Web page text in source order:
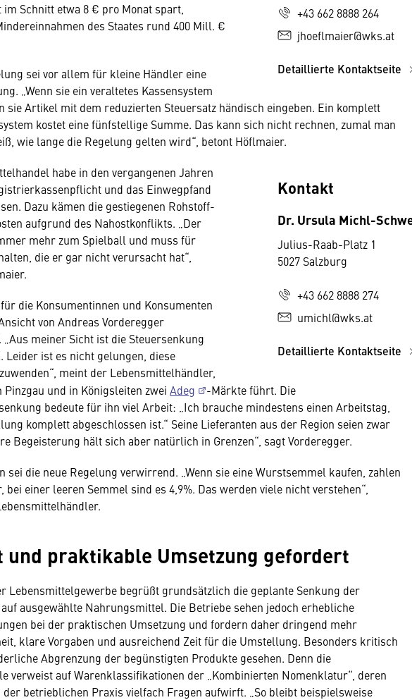
+43 662 8888 264
jhoeflmaier@wks.at
Detaillierte Kontaktseite
Schnitt etwa 8 € pro Monat spart,
des Staates rund 400 Mill. €
sei vor allem für kleine Händler eine
„Wenn sie ein veraltetes Kassensystem
sie Artikel mit dem reduzierten Steuersatz händisch eingeben. Ein komplett
kostet eine fünfstellige Summe. Das kann sich nicht rechnen, zumal man
wie lange die Regelung gelten wird“, betont Höflmaier.
Kontakt
Dr. Ursula Michl-
Julius-Raab-Platz 1
5027 Salzburg
+43 662 8888 274
umichl@wks.at
Detaillierte Kontaktseite
habe in den vergangenen Jahren
und das Einwegpfand
Dazu kämen die gestiegenen Rohstoff-
aufgrund des Nahostkonflikts. „Der
mehr zum Spielball und muss für
die er gar nicht verursacht hat“,
die Konsumentinnen und Konsumenten
von Andreas Vorderegger
meiner Sicht ist die Steuersenkung
Leider ist es nicht gelungen, diese
meint der Lebensmittelhändler,
und in Königsleiten zwei Adeg
-Märkte führt. Die
bedeute für ihn viel Arbeit: „Ich brauche mindestens einen Arbeitstag,
komplett abgeschlossen ist.“ Seine Lieferanten aus der Region seien zwar
Begeisterung hält sich aber natürlich in Grenzen“, sagt Vorderegger.
sei die neue Regelung verwirrend. „Wenn sie eine Wurstsemmel kaufen, zahlen
bei einer leeren Semmel sind es 4,9%. Das werden viele nicht verstehen“,
und praktikable Umsetzung gefordert
Lebensmittelgewerbe begrüßt grundsätzlich die geplante Senkung der
ausgewählte Nahrungsmittel. Die Betriebe sehen jedoch erhebliche
bei der praktischen Umsetzung und fordern daher dringend mehr
klare Vorgaben und ausreichend Zeit für die Umstellung. Besonders kritisch
Abgrenzung der begünstigten Produkte gesehen. Denn die
verweist auf Warenklassifikationen der „Kombinierten Nomenklatur“, deren
betrieblichen Praxis vielfach Fragen aufwirft. „So bleibt beispielsweise